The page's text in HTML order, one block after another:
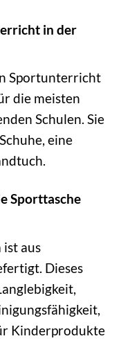
in der
Sportunterricht
die meisten
Schulen. Sie
eine
Sporttasche
aus
Dieses
Kinderprodukte